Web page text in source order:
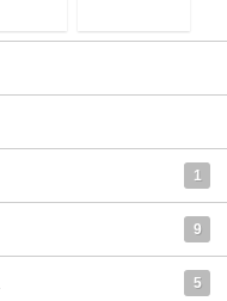
1
9
5